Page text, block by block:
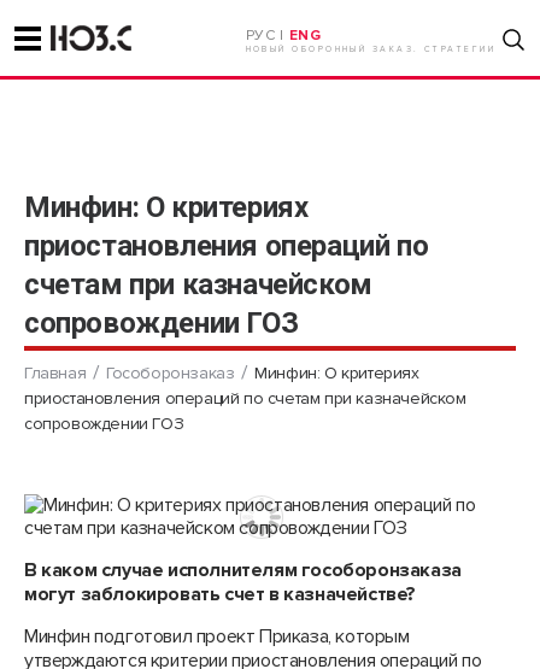
РУС | ENG
НОВЫЙ ОБОРОННЫЙ ЗАКАЗ. СТРАТЕГИИ
Минфин: О критериях
приостановления операций по
счетам при казначейском
сопровождении ГОЗ
Главная Гособоронзаказ
Минфин: О критериях
приостановления операций по счетам при казначейском
сопровождении ГОЗ
В каком случае исполнителям гособоронзаказа
могут заблокировать счет в казначействе?
Минфин подготовил проект Приказа, которым
утверждаются критерии приостановления операций по